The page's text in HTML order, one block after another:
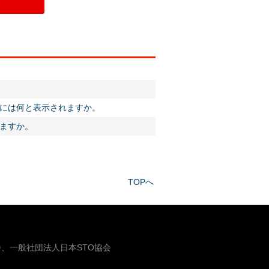
は何と表示されますか。
すか。
TOPへ
一般社団法人日本STO協会